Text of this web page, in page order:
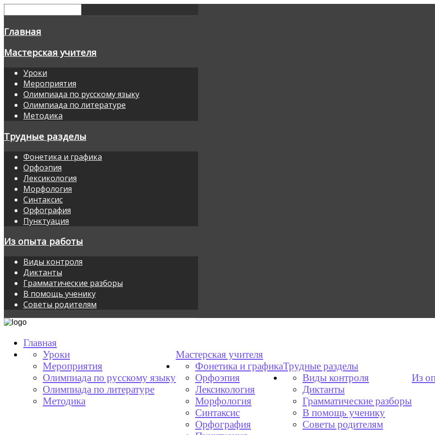
Главная
Мастерская учителя
Уроки
Мероприятия
Олимпиада по русскому языку
Олимпиада по литературе
Методика
Трудные разделы
Фонетика и графика
Орфоэпия
Лексикология
Морфология
Синтаксис
Орфография
Пунктуация
Из опыта работы
Виды контроля
Диктанты
Грамматические разборы
В помощь ученику
Советы родителям
Главная
Мастерская учителя
Уроки
Мероприятия
Олимпиада по русскому языку
Олимпиада по литературе
Методика
Трудные разделы
Фонетика и графика
Орфоэпия
Лексикология
Морфология
Синтаксис
Орфография
Из
Виды контроля
Диктанты
Грамматические разборы
В помощь ученику
Советы родителям